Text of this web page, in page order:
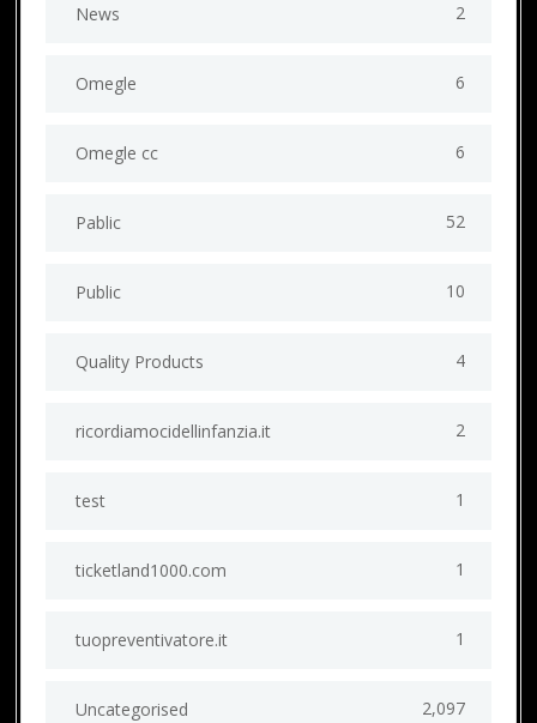
News 2
Omegle 6
Omegle cc 6
Pablic 52
Public 10
Quality Products 4
ricordiamocidellinfanzia.it 2
test 1
ticketland1000.com 1
tuopreventivatore.it 1
Uncategorised 2,097